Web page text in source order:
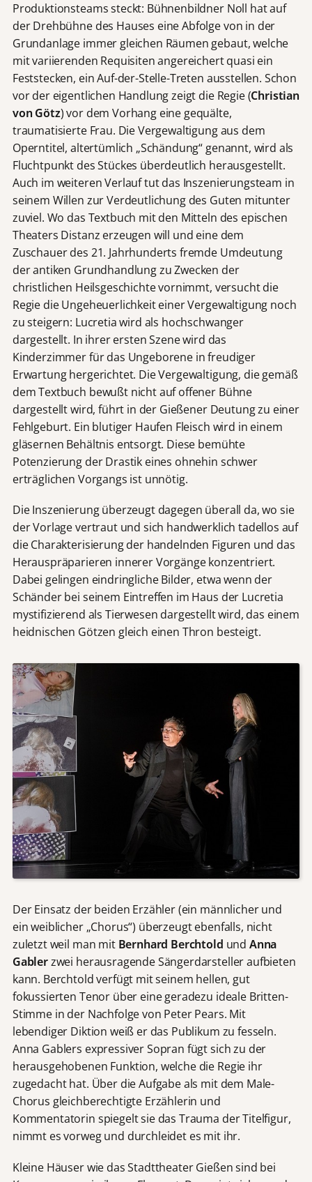
Produktionsteams steckt: Bühnenbildner Noll hat auf
der Drehbühne des Hauses eine Abfolge von in der
Grundanlage immer gleichen Räumen gebaut, welche
mit variierenden Requisiten angereichert quasi ein
Feststecken, ein Auf-der-Stelle-Treten ausstellen. Schon
vor der eigentlichen Handlung zeigt die Regie (Christian
von Götz) vor dem Vorhang eine gequälte,
traumatisierte Frau. Die Vergewaltigung aus dem
Operntitel, altertümlich „Schändung“ genannt, wird als
Fluchtpunkt des Stückes überdeutlich herausgestellt.
Auch im weiteren Verlauf tut das Inszenierungsteam in
seinem Willen zur Verdeutlichung des Guten mitunter
zuviel. Wo das Textbuch mit den Mitteln des epischen
Theaters Distanz erzeugen will und eine dem
Zuschauer des 21. Jahrhunderts fremde Umdeutung
der antiken Grundhandlung zu Zwecken der
christlichen Heilsgeschichte vornimmt, versucht die
Regie die Ungeheuerlichkeit einer Vergewaltigung noch
zu steigern: Lucretia wird als hochschwanger
dargestellt. In ihrer ersten Szene wird das
Kinderzimmer für das Ungeborene in freudiger
Erwartung hergerichtet. Die Vergewaltigung, die gemäß
dem Textbuch bewußt nicht auf offener Bühne
dargestellt wird, führt in der Gießener Deutung zu einer
Fehlgeburt. Ein blutiger Haufen Fleisch wird in einem
gläsernen Behältnis entsorgt. Diese bemühte
Potenzierung der Drastik eines ohnehin schwer
erträglichen Vorgangs ist unnötig.
Die Inszenierung überzeugt dagegen überall da, wo sie
der Vorlage vertraut und sich handwerklich tadellos auf
die Charakterisierung der handelnden Figuren und das
Herauspräparieren innerer Vorgänge konzentriert.
Dabei gelingen eindringliche Bilder, etwa wenn der
Schänder bei seinem Eintreffen im Haus der Lucretia
mystifizierend als Tierwesen dargestellt wird, das einem
heidnischen Götzen gleich einen Thron besteigt.
Der Einsatz der beiden Erzähler (ein männlicher und
ein weiblicher „Chorus“) überzeugt ebenfalls, nicht
zuletzt weil man mit Bernhard Berchtold und Anna
Gablerzwei herausragende Sängerdarsteller aufbieten
kann. Berchtold verfügt mit seinem hellen, gut
fokussierten Tenor über eine geradezu ideale Britten-
Stimme in der Nachfolge von Peter Pears. Mit
lebendiger Diktion weiß er das Publikum zu fesseln.
Anna Gablers expressiver Sopran fügt sich zu der
herausgehobenen Funktion, welche die Regie ihr
zugedacht hat. Über die Aufgabe als mit dem Male-
Chorus gleichberechtigte Erzählerin und
Kommentatorin spiegelt sie das Trauma der Titelfigur,
nimmt es vorweg und durchleidet es mit ihr.
Kleine Häuser wie das Stadttheater Gießen sind bei